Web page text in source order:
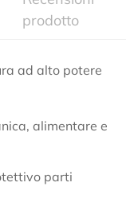
prodotto
ad alto potere
alimentare e
parti
older?